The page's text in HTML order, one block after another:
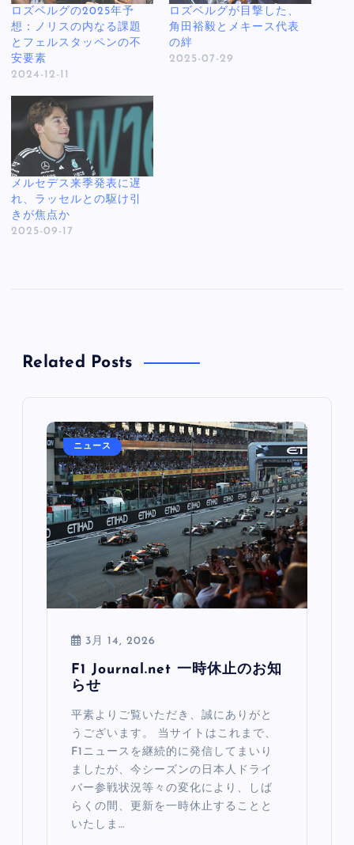
ロズベルグの2025年予
想：ノリスの内なる課題
とフェルスタッペンの不
安要素
2024-12-11
ロズベルグが目撃した、
角田裕毅とメキース代表
の絆
2025-07-29
メルセデス来季発表に遅
れ、ラッセルとの駆け引
きが焦点か
2025-09-17
Related Posts
ニュース
3月 14, 2026
F1 Journal.net 一時休止のお知
らせ
平素よりご覧いただき、誠にありがと
うございます。 当サイトはこれまで、
F1ニュースを継続的に発信してまいり
ましたが、今シーズンの日本人ドライ
バー参戦状況等々の変化により、しば
らくの間、更新を一時休止することと
いたしま…